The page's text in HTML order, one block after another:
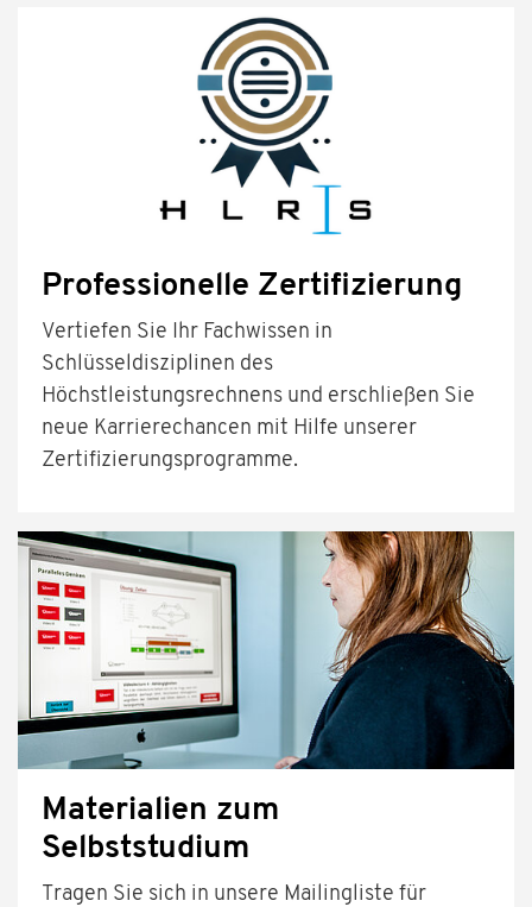
Professionelle Zertifizierung
Vertiefen Sie Ihr Fachwissen in
Schlüsseldisziplinen des
Höchstleistungsrechnens und erschließen Sie
neue Karrierechancen mit Hilfe unserer
Zertifizierungsprogramme.
Materialien zum
Selbststudium
Tragen Sie sich in unsere Mailingliste für